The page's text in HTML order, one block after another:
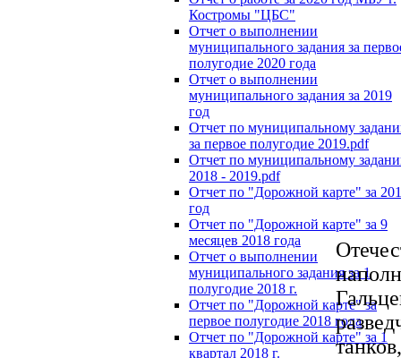
Костромы "ЦБС"
Отчет о выполнении
муниципального задания за
полугодие 2020 года
Отчет о выполнении
муниципального задания за 2019
год
Отчет по муниципальному
за первое полугодие 2019.pdf
Отчет по муниципальному
2018 - 2019.pdf
Отчет по "Дорожной карте" за
год
Отчет по "Дорожной карте" за 9
месяцев 2018 года
Отчет о выполнении
муниципального задания за 1
полугодие 2018 г.
Отчет по "Дорожной карте" за
первое полугодие 2018 года
Отчет по "Дорожной карте" за 1
квартал 2018 г.